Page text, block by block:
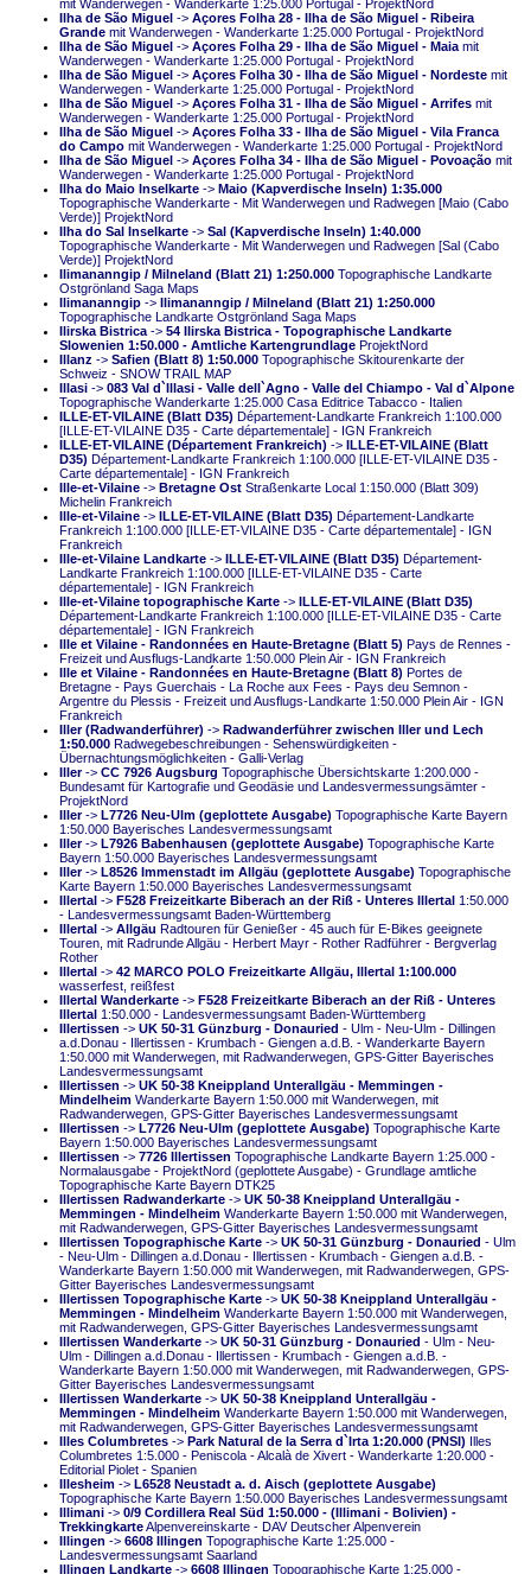
mit Wanderwegen - Wanderkarte 1:25.000 Portugal - ProjektNord
Ilha de São Miguel -> Açores Folha 28 - Ilha de São Miguel - Ribeira
Grande mit Wanderwegen - Wanderkarte 1:25.000 Portugal - ProjektNord
Ilha de São Miguel -> Açores Folha 29 - Ilha de São Miguel - Maia mit
Wanderwegen - Wanderkarte 1:25.000 Portugal - ProjektNord
Ilha de São Miguel -> Açores Folha 30 - Ilha de São Miguel - Nordeste mit
Wanderwegen - Wanderkarte 1:25.000 Portugal - ProjektNord
Ilha de São Miguel -> Açores Folha 31 - Ilha de São Miguel - Arrifes mit
Wanderwegen - Wanderkarte 1:25.000 Portugal - ProjektNord
Ilha de São Miguel -> Açores Folha 33 - Ilha de São Miguel - Vila Franca
do Campo mit Wanderwegen - Wanderkarte 1:25.000 Portugal - ProjektNord
Ilha de São Miguel -> Açores Folha 34 - Ilha de São Miguel - Povoação mit
Wanderwegen - Wanderkarte 1:25.000 Portugal - ProjektNord
Ilha do Maio Inselkarte -> Maio (Kapverdische Inseln) 1:35.000
Topographische Wanderkarte - Mit Wanderwegen und Radwegen [Maio (Cabo
Verde)] ProjektNord
Ilha do Sal Inselkarte -> Sal (Kapverdische Inseln) 1:40.000
Topographische Wanderkarte - Mit Wanderwegen und Radwegen [Sal (Cabo
Verde)] ProjektNord
Ilimananngip / Milneland (Blatt 21) 1:250.000 Topographische Landkarte
Ostgrönland Saga Maps
Ilimananngip -> Ilimananngip / Milneland (Blatt 21) 1:250.000
Topographische Landkarte Ostgrönland Saga Maps
Ilirska Bistrica -> 54 Ilirska Bistrica - Topographische Landkarte
Slowenien 1:50.000 - Amtliche Kartengrundlage ProjektNord
Illanz -> Safien (Blatt 8) 1:50.000 Topographische Skitourenkarte der
Schweiz - SNOW TRAIL MAP
Illasi -> 083 Val d`Illasi - Valle dell`Agno - Valle del Chiampo - Val d`Alpone
Topographische Wanderkarte 1:25.000 Casa Editrice Tabacco - Italien
ILLE-ET-VILAINE (Blatt D35) Département-Landkarte Frankreich 1:100.000
[ILLE-ET-VILAINE D35 - Carte départementale] - IGN Frankreich
ILLE-ET-VILAINE (Département Frankreich) -> ILLE-ET-VILAINE (Blatt
D35) Département-Landkarte Frankreich 1:100.000 [ILLE-ET-VILAINE D35 -
Carte départementale] - IGN Frankreich
Ille-et-Vilaine -> Bretagne Ost Straßenkarte Local 1:150.000 (Blatt 309)
Michelin Frankreich
Ille-et-Vilaine -> ILLE-ET-VILAINE (Blatt D35) Département-Landkarte
Frankreich 1:100.000 [ILLE-ET-VILAINE D35 - Carte départementale] - IGN
Frankreich
Ille-et-Vilaine Landkarte -> ILLE-ET-VILAINE (Blatt D35) Département-
Landkarte Frankreich 1:100.000 [ILLE-ET-VILAINE D35 - Carte
départementale] - IGN Frankreich
Ille-et-Vilaine topographische Karte -> ILLE-ET-VILAINE (Blatt D35)
Département-Landkarte Frankreich 1:100.000 [ILLE-ET-VILAINE D35 - Carte
départementale] - IGN Frankreich
Ille et Vilaine - Randonnées en Haute-Bretagne (Blatt 5) Pays de Rennes -
Freizeit und Ausflugs-Landkarte 1:50.000 Plein Air - IGN Frankreich
Ille et Vilaine - Randonnées en Haute-Bretagne (Blatt 8) Portes de
Bretagne - Pays Guerchais - La Roche aux Fees - Pays deu Semnon -
Argentre du Plessis - Freizeit und Ausflugs-Landkarte 1:50.000 Plein Air - IGN
Frankreich
Iller (Radwanderführer) -> Radwanderführer zwischen Iller und Lech
1:50.000 Radwegebeschreibungen - Sehenswürdigkeiten -
Übernachtungsmöglichkeiten - Galli-Verlag
Iller-> CC 7926 Augsburg Topographische Übersichtskarte 1:200.000 -
Bundesamt für Kartografie und Geodäsie und Landesvermessungsämter -
ProjektNord
Iller-> L7726 Neu-Ulm (geplottete Ausgabe) Topographische Karte Bayern
1:50.000 Bayerisches Landesvermessungsamt
Iller-> L7926 Babenhausen (geplottete Ausgabe) Topographische Karte
Bayern 1:50.000 Bayerisches Landesvermessungsamt
Iller-> L8526 Immenstadt im Allgäu (geplottete Ausgabe) Topographische
Karte Bayern 1:50.000 Bayerisches Landesvermessungsamt
Illertal -> F528 Freizeitkarte Biberach an der Riß - Unteres Illertal 1:50.000
- Landesvermessungsamt Baden-Württemberg
Illertal -> Allgäu Radtouren für Genießer - 45 auch für E-Bikes geeignete
Touren, mit Radrunde Allgäu - Herbert Mayr - Rother Radführer - Bergverlag
Rother
Illertal -> 42 MARCO POLO Freizeitkarte Allgäu, Illertal 1:100.000
wasserfest, reißfest
Illertal Wanderkarte -> F528 Freizeitkarte Biberach an der Riß - Unteres
Illertal 1:50.000 - Landesvermessungsamt Baden-Württemberg
Illertissen -> UK 50-31 Günzburg - Donauried - Ulm - Neu-Ulm - Dillingen
a.d.Donau - Illertissen - Krumbach - Giengen a.d.B. - Wanderkarte Bayern
1:50.000 mit Wanderwegen, mit Radwanderwegen, GPS-Gitter Bayerisches
Landesvermessungsamt
Illertissen -> UK 50-38 Kneippland Unterallgäu - Memmingen -
Mindelheim Wanderkarte Bayern 1:50.000 mit Wanderwegen, mit
Radwanderwegen, GPS-Gitter Bayerisches Landesvermessungsamt
Illertissen -> L7726 Neu-Ulm (geplottete Ausgabe) Topographische Karte
Bayern 1:50.000 Bayerisches Landesvermessungsamt
Illertissen -> 7726 Illertissen Topographische Landkarte Bayern 1:25.000 -
Normalausgabe - ProjektNord (geplottete Ausgabe) - Grundlage amtliche
Topographische Karte Bayern DTK25
Illertissen Radwanderkarte -> UK 50-38 Kneippland Unterallgäu -
Memmingen - Mindelheim Wanderkarte Bayern 1:50.000 mit Wanderwegen,
mit Radwanderwegen, GPS-Gitter Bayerisches Landesvermessungsamt
Illertissen Topographische Karte -> UK 50-31 Günzburg - Donauried - Ulm
- Neu-Ulm - Dillingen a.d.Donau - Illertissen - Krumbach - Giengen a.d.B. -
Wanderkarte Bayern 1:50.000 mit Wanderwegen, mit Radwanderwegen, GPS-
Gitter Bayerisches Landesvermessungsamt
Illertissen Topographische Karte -> UK 50-38 Kneippland Unterallgäu -
Memmingen - Mindelheim Wanderkarte Bayern 1:50.000 mit Wanderwegen,
mit Radwanderwegen, GPS-Gitter Bayerisches Landesvermessungsamt
Illertissen Wanderkarte -> UK 50-31 Günzburg - Donauried - Ulm - Neu-
Ulm - Dillingen a.d.Donau - Illertissen - Krumbach - Giengen a.d.B. -
Wanderkarte Bayern 1:50.000 mit Wanderwegen, mit Radwanderwegen, GPS-
Gitter Bayerisches Landesvermessungsamt
Illertissen Wanderkarte -> UK 50-38 Kneippland Unterallgäu -
Memmingen - Mindelheim Wanderkarte Bayern 1:50.000 mit Wanderwegen,
mit Radwanderwegen, GPS-Gitter Bayerisches Landesvermessungsamt
Illes Columbretes -> Park Natural de la Serra d`Irta 1:20.000 (PNSI) Illes
Columbretes 1:5.000 - Peniscola - Alcalà de Xivert - Wanderkarte 1:20.000 -
Editorial Piolet - Spanien
Illesheim -> L6528 Neustadt a. d. Aisch (geplottete Ausgabe)
Topographische Karte Bayern 1:50.000 Bayerisches Landesvermessungsamt
Illimani -> 0/9 Cordillera Real Süd 1:50.000 - (Illimani - Bolivien) -
TrekkingkarteAlpenvereinskarte - DAV Deutscher Alpenverein
Illingen -> 6608 Illingen Topographische Karte 1:25.000 -
Landesvermessungsamt Saarland
Illingen Landkarte -> 6608 Illingen Topographische Karte 1:25.000 -